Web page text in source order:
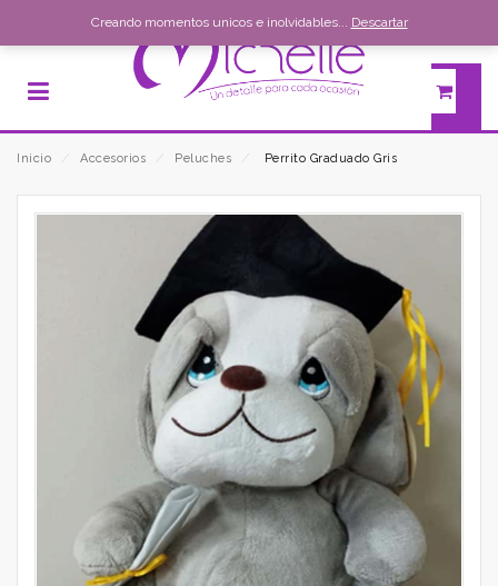
Inicio Accesorios Peluches Perrito Graduado Gris
Creando momentos unicos e inolvidables... Descartar